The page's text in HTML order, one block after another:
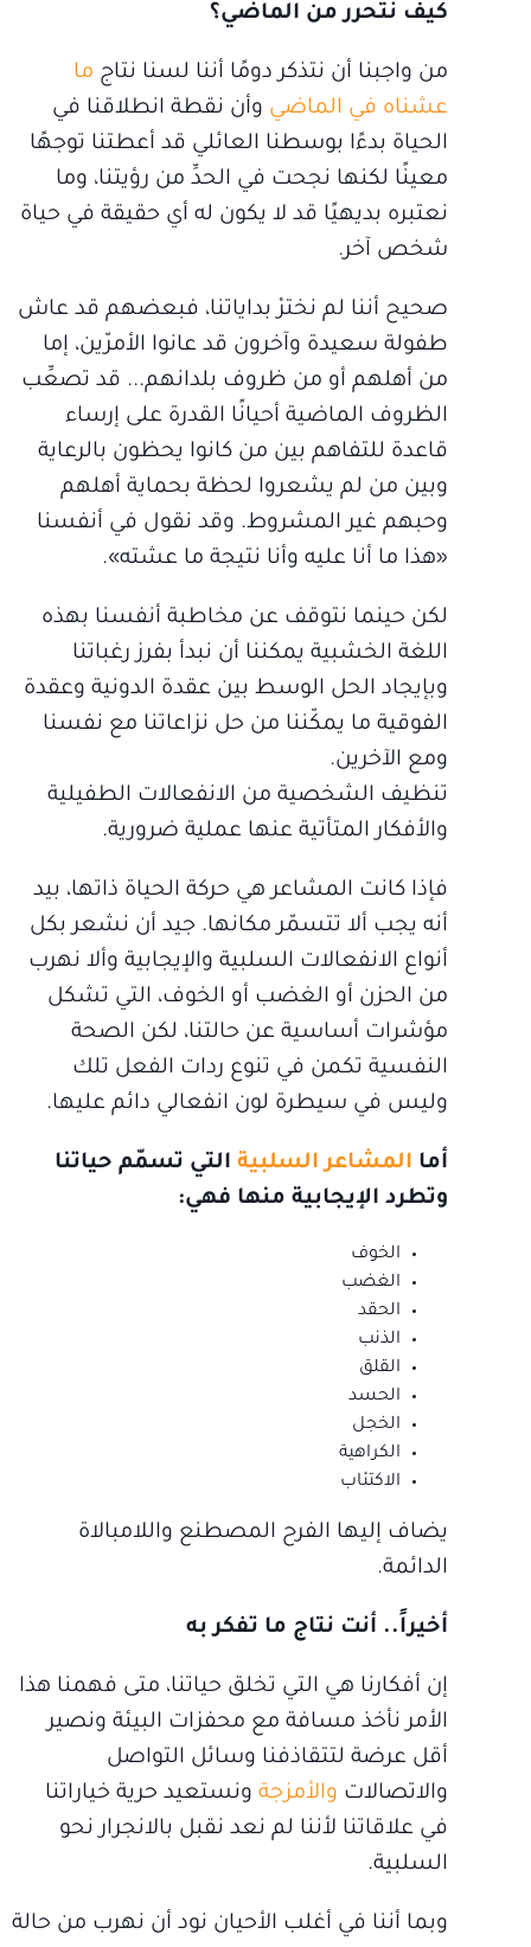
كيف نتحرر من الماضي؟
من واجبنا أن نتذكر دومًا أننا لسنا نتاج ما
عشناه في الماضي وأن نقطة انطلاقنا في
الحياة بدءًا بوسطنا العائلي قد أعطتنا توجهًا
معينًا لكنها نجحت في الحدِّ من رؤيتنا، وما
نعتبره بديهيًا قد لا يكون له أي حقيقة في حياة
شخص آخر.
صحيح أننا لم نخترْ بداياتنا، فبعضهم قد عاش
طفولة سعيدة وآخرون قد عانوا الأمرّين، إما
من أهلهم أو من ظروف بلدانهم... قد تصعِّب
الظروف الماضية أحيانًا القدرة على إرساء
قاعدة للتفاهم بين من كانوا يحظون بالرعاية
وبين من لم يشعروا لحظة بحماية أهلهم
وحبهم غير المشروط. وقد نقول في أنفسنا
«هذا ما أنا عليه وأنا نتيجة ما عشته».
لكن حينما نتوقف عن مخاطبة أنفسنا بهذه
اللغة الخشبية يمكننا أن نبدأ بفرز رغباتنا
وبإيجاد الحل الوسط بين عقدة الدونية وعقدة
الفوقية ما يمكّننا من حل نزاعاتنا مع نفسنا
ومع الآخرين.
تنظيف الشخصية من الانفعالات الطفيلية
والأفكار المتأتية عنها عملية ضرورية.
فإذا كانت المشاعر هي حركة الحياة ذاتها، بيد
أنه يجب ألا تتسمّر مكانها. جيد أن نشعر بكل
أنواع الانفعالات السلبية والإيجابية وألا نهرب
من الحزن أو الغضب أو الخوف، التي تشكل
مؤشرات أساسية عن حالتنا، لكن الصحة
النفسية تكمن في تنوع ردات الفعل تلك
وليس في سيطرة لون انفعالي دائم عليها.
أما المشاعر السلبية التي تسمّم حياتنا
وتطرد الإيجابية منها فهي:
الخوف
الغضب
الحقد
الذنب
القلق
الحسد
الخجل
الكراهية
الاكتئاب
يضاف إليها الفرح المصطنع واللامبالاة
الدائمة.
أخيراً.. أنت نتاج ما تفكر به
إن أفكارنا هي التي تخلق حياتنا، متى فهمنا هذا
الأمر نأخذ مسافة مع محفزات البيئة ونصير
أقل عرضة لتتقاذفنا وسائل التواصل
والاتصالات والأمزجة ونستعيد حرية خياراتنا
في علاقاتنا لأننا لم نعد نقبل بالانجرار نحو
السلبية.
وبما أننا في أغلب الأحيان نود أن نهرب من حالة